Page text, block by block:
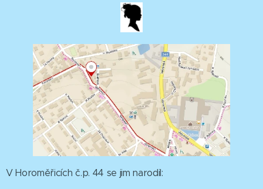
V Horoměřicích č.p. 44 se jim narodil: